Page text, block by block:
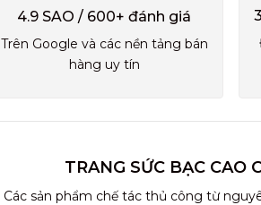
4.9 SAO / 600+ đánh giá
Trên Google và các nền tảng bán
hàng uy tín
TRANG SỨC BẠC CAO
Các sản phẩm chế tác thủ công từ